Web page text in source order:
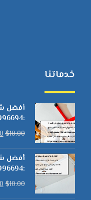
خدماتنا
أفضل
:0553996694
$10.00
أفضل
:0553996694
$10.00